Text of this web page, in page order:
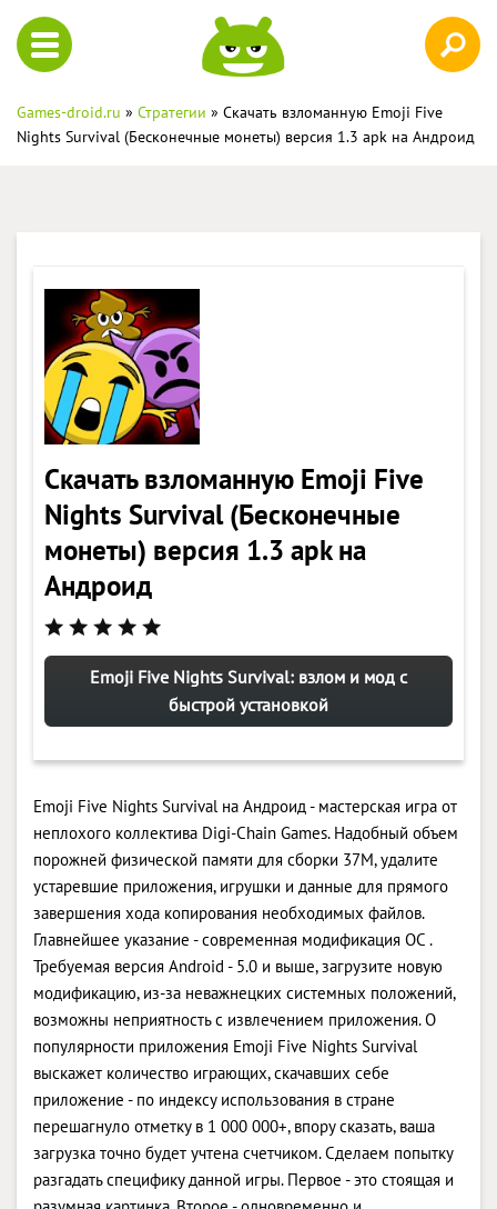
Games-droid.ru » Стратегии » Скачать взломанную Emoji Five
Nights Survival (Бесконечные монеты) версия 1.3 apk на Андроид
Скачать взломанную Emoji Five
Nights Survival (Бесконечные
монеты) версия 1.3 apk на
Андроид
Emoji Five Nights Survival: взлом и мод с
быстрой установкой
Emoji Five Nights Survival на Андроид - мастерская игра от
неплохого коллектива Digi-Chain Games. Надобный объем
порожней физической памяти для сборки 37M, удалите
устаревшие приложения, игрушки и данные для прямого
завершения хода копирования необходимых файлов.
Главнейшее указание - современная модификация ОС .
Требуемая версия Android - 5.0 и выше, загрузите новую
модификацию, из-за неважнецких системных положений,
возможны неприятность с извлечением приложения. О
популярности приложения Emoji Five Nights Survival
выскажет количество играющих, скачавших себе
приложение - по индексу использования в стране
перешагнуло отметку в 1 000 000+, впору сказать, ваша
загрузка точно будет учтена счетчиком. Сделаем попытку
разгадать специфику данной игры. Первое - это стоящая и